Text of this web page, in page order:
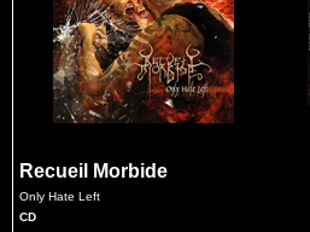
Recueil Morbide
Only Hate Left
CD